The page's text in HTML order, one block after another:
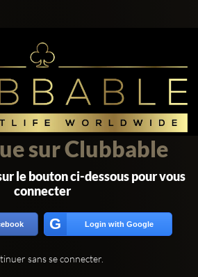
sur Clubbable
le bouton ci-dessous pour vous
connecter
G Login with Google
sans se connecter.